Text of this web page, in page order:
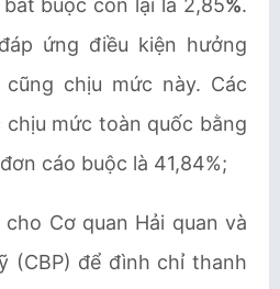
buộc còn lại là 2,85%.
ứng điều kiện hưởng
chịu mức này. Các
mức toàn quốc bằng
cáo buộc là 41,84%;
Cơ quan Hải quan và
(CBP) để đình chỉ thanh